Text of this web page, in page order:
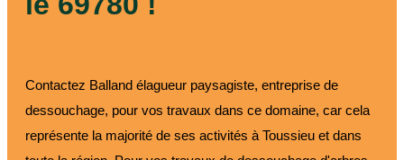
Contactez Balland élagueur paysagiste, entreprise de
dessouchage, pour vos travaux dans ce domaine, car cela
représente la majorité de ses activités à Toussieu et dans